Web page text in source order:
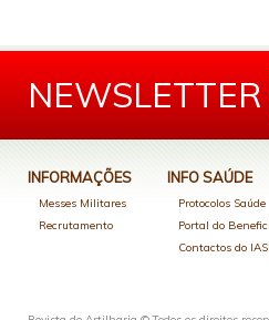
NEWSLETTER
INFORMAÇÕES
Messes Militares
Recrutamento
INFO SAÚDE
Protocolos Saúde
Portal do
Contactos do